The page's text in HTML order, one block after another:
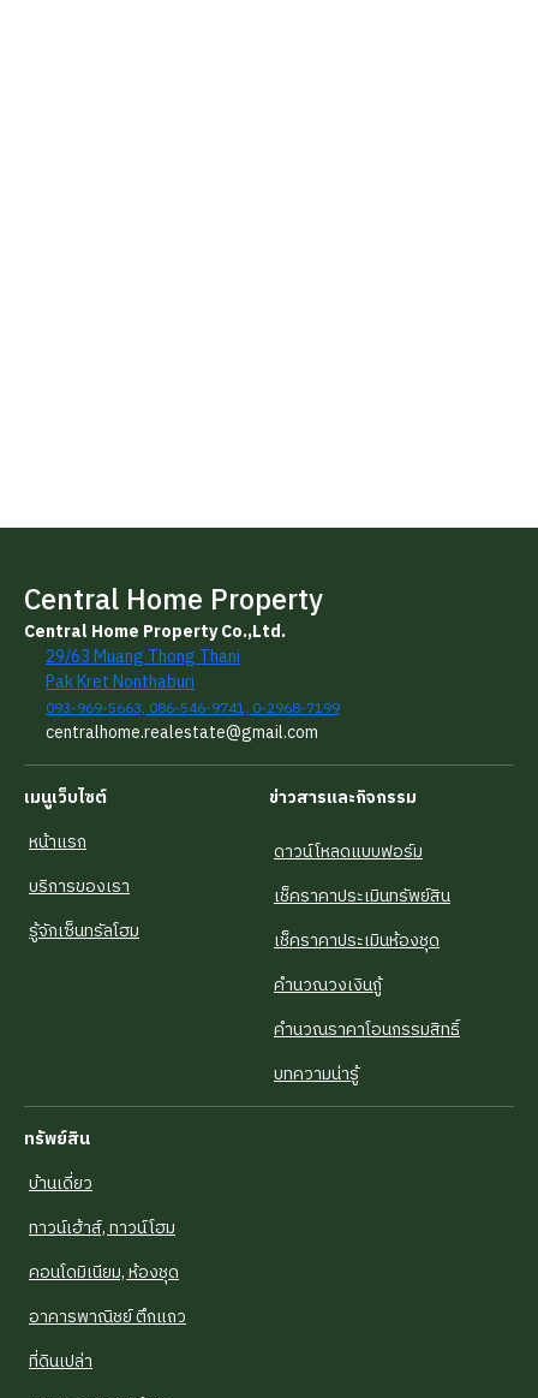
Central Home Property
Central Home Property Co.,Ltd.
29/63 Muang Thong Thani
Pak Kret Nonthaburi
093-969-5663, 086-546-9741, 0-2968-7199
centralhome.realestate@gmail.com
เมนูเว็บไซต์
หน้าแรก
บริการของเรา
รู้จักเซ็นทรัลโฮม
ข่าวสารและกิจกรรม
ดาวน์โหลดแบบฟอร์ม
เช็คราคาประเมินทรัพย์สิน
เช็คราคาประเมินห้องชุด
คำนวณวงเงินกู้
คำนวณราคาโอนกรรมสิทธิ์
บทความน่ารู้
ทรัพย์สิน
บ้านเดี่ยว
ทาวน์เฮ้าส์, ทาวน์โฮม
คอนโดมิเนียม, ห้องชุด
อาคารพาณิชย์ ตึกแถว
ที่ดินเปล่า